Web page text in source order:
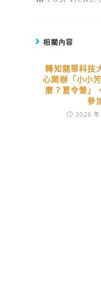
相關內容
轉知龍華科技
心開辦「小小
麼？夏令營」
參
2026